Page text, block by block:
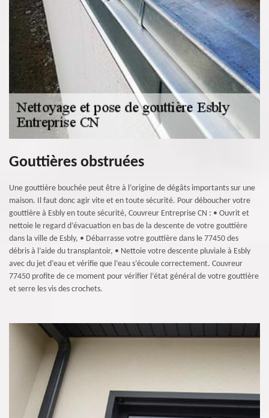
Gouttières obstruées
Une gouttière bouchée peut être à l’origine de dégâts importants sur une
maison. Il faut donc agir vite et en toute sécurité. Pour déboucher votre
gouttière à Esbly en toute sécurité, Couvreur Entreprise CN : • Ouvrit et
nettoie le regard d’évacuation en bas de la descente de votre gouttière
dans la ville de Esbly, • Débarrasse votre gouttière dans le 77450 des
débris à l’aide du transplantoir, • Nettoie votre descente pluviale à Esbly
avec du jet d’eau et vérifie que l’eau s’écoule correctement. Couvreur
77450 profite de ce moment pour vérifier l’état général de votre gouttière
et serre les vis des crochets.